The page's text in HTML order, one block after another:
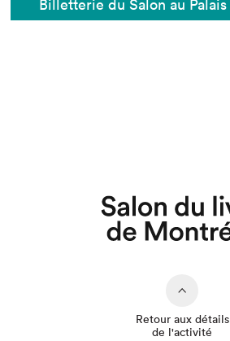
Billetterie du Salon au Palais
Retour aux détails
de l'activité